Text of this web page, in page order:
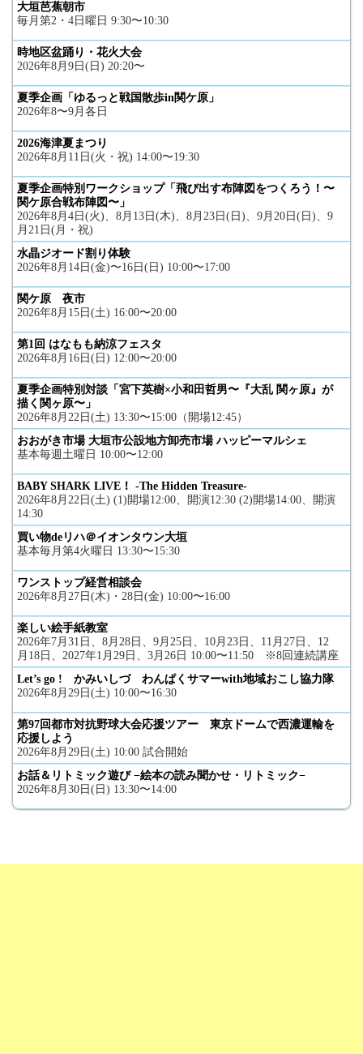
大垣芭蕉朝市
毎月第2・4日曜日 9:30〜10:30
時地区盆踊り・花火大会
2026年8月9日(日) 20:20〜
夏季企画「ゆるっと戦国散歩in関ケ原」
2026年8〜9月各日
2026海津夏まつり
2026年8月11日(火・祝) 14:00〜19:30
夏季企画特別ワークショップ「飛び出す布陣図をつくろう！〜
関ケ原合戦布陣図〜」
2026年8月4日(火)、8月13日(木)、8月23日(日)、9月20日(日)、9
月21日(月・祝)
水晶ジオード割り体験
2026年8月14日(金)〜16日(日) 10:00〜17:00
関ケ原 夜市
2026年8月15日(土) 16:00〜20:00
第1回 はなもも納涼フェスタ
2026年8月16日(日) 12:00〜20:00
夏季企画特別対談「宮下英樹×小和田哲男〜『大乱 関ヶ原』が
描く関ヶ原〜」
2026年8月22日(土) 13:30〜15:00（開場12:45）
おおがき市場 大垣市公設地方卸売市場 ハッピーマルシェ
基本毎週土曜日 10:00〜12:00
BABY SHARK LIVE！ -The Hidden Treasure-
2026年8月22日(土) (1)開場12:00、開演12:30 (2)開場14:00、開演
14:30
買い物deリハ＠イオンタウン大垣
基本毎月第4火曜日 13:30〜15:30
ワンストップ経営相談会
2026年8月27日(木)・28日(金) 10:00〜16:00
楽しい絵手紙教室
2026年7月31日、8月28日、9月25日、10月23日、11月27日、12
月18日、2027年1月29日、3月26日 10:00〜11:50 ※8回連続講座
Let’s go ! かみいしづ わんぱくサマーwith地域おこし協力隊
2026年8月29日(土) 10:00〜16:30
第97回都市対抗野球大会応援ツアー 東京ドームで西濃運輸を
応援しよう
2026年8月29日(土) 10:00 試合開始
お話＆リトミック遊び −絵本の読み聞かせ・リトミック−
2026年8月30日(日) 13:30〜14:00